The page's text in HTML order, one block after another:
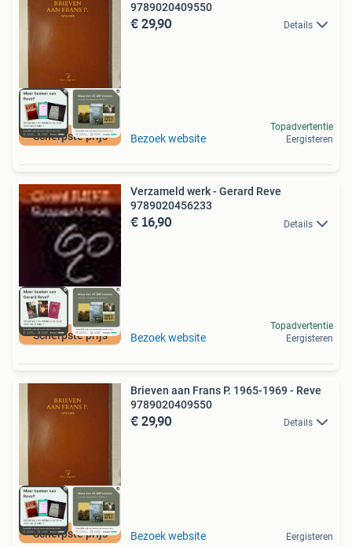
Scherpste prijs
9789020409550
€ 29,90 Details
Bezoek website
Topadvertentie
Eergisteren
Scherpste prijs
Verzameld werk - Gerard Reve
9789020456233
€ 16,90 Details
Bezoek website
Topadvertentie
Eergisteren
Scherpste prijs
Brieven aan Frans P. 1965-1969 - Reve
9789020409550
€ 29,90 Details
Bezoek website Eergisteren